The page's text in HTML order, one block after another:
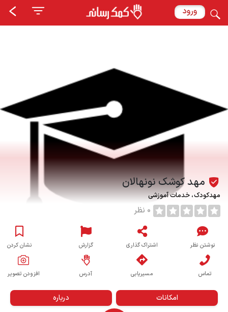
ورود
مهد کوشک نونهالان
مهدکودک خدمات آموزشی
0 نظر
نوشتن نظر اشتراک گذاری گزارش نشان کردن
تماس مسیریابی آدرس افزودن تصویر
امکانات درباره